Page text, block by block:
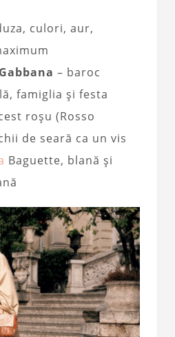
culori, aur,
– baroc
famiglia și festa
roșu (Rosso
de seară ca un vis
Baguette, blană și